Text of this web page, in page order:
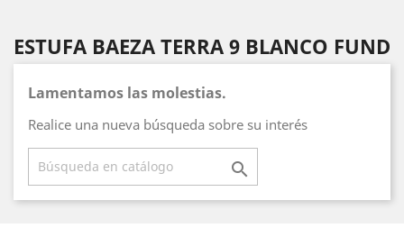
ESTUFA BAEZA TERRA 9 BLANCO FUND
Lamentamos las molestias.
Realice una nueva búsqueda sobre su interés
